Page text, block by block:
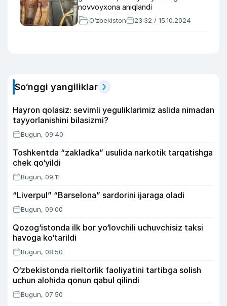
novvoyxona aniqlandi
O‘zbekiston 23:32 / 15.10.2024
So‘nggi yangiliklar
Hayron qolasiz: sevimli yeguliklarimiz aslida nimadan
tayyorlanishini bilasizmi?
Bugun, 09:40
Toshkentda “zakladka” usulida narkotik tarqatishga
chek qo‘yildi
Bugun, 09:11
“Liverpul” “Barselona” sardorini ijaraga oladi
Bugun, 09:00
Qozog‘istonda ilk bor yo‘lovchili uchuvchisiz taksi
havoga ko‘tarildi
Bugun, 08:50
O‘zbekistonda rieltorlik faoliyatini tartibga solish
uchun alohida qonun qabul qilindi
Bugun, 07:50